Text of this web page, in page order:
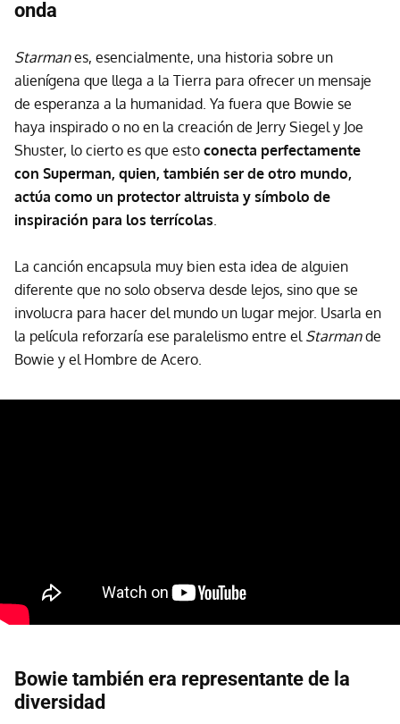
onda
Starmanes, esencialmente, una historia sobre un
alienígena que llega a la Tierra para ofrecer un mensaje
de esperanza a la humanidad. Ya fuera que Bowie se
haya inspirado o no en la creación de Jerry Siegel y Joe
Shuster, lo cierto es que esto conecta perfectamente
con Superman, quien, también ser de otro mundo,
actúa como un protector altruista y símbolo de
inspiración para los terrícolas.
La canción encapsula muy bien esta idea de alguien
diferente que no solo observa desde lejos, sino que se
involucra para hacer del mundo un lugar mejor. Usarla en
la película reforzaría ese paralelismo entre el Starmande
Bowie y el Hombre de Acero.
Bowie también era representante de la
diversidad